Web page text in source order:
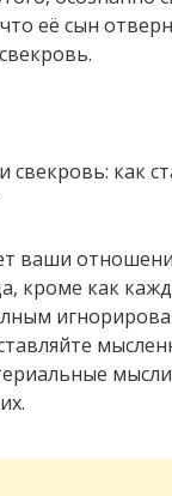
её сын
ваши
кроме как